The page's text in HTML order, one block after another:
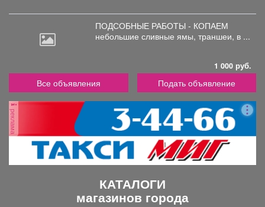
ПОДСОБНЫЕ РАБОТЫ - КОПАЕМ
небольшие сливные ямы, траншеи, в ...
1 000 руб.
Все объявления Подать объявление
реклама
КАТАЛОГИ
магазинов города